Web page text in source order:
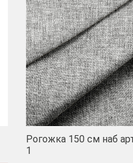
Рогожка 150 см наб
1